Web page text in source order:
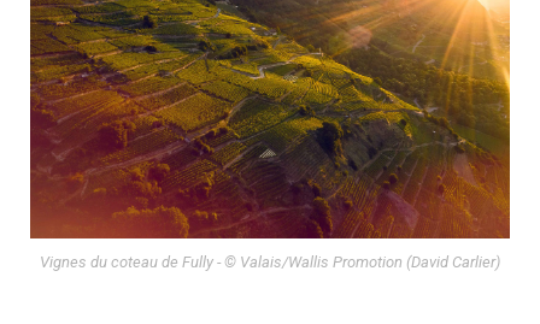
Vignes du coteau de Fully - © Valais/Wallis Promotion (David Carlier)